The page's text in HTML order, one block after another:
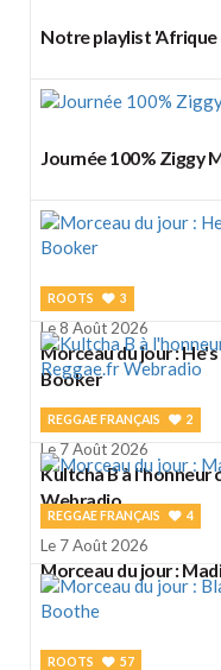
Notre playlist 'Afrique
Journée 100% Ziggy
ROOTS 3
Le 8 Août 2026
Morceau du jour :
Booker
REGGAE FRANÇAIS 2
Le 7 Août 2026
Kultcha B à l'honneur
Webradio
REGGAE FRANÇAIS 4
Le 7 Août 2026
Morceau du jour :
ROOTS 57